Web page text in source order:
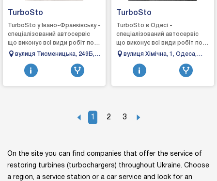
TurboSto
TurboSto у Івано-Франківську -
спеціалізований автосервіс
що виконує всі види робіт по
турбінах: зняття, діагностика,
вулиця Тисменицька, 249Б,
Івано-Франківськ, Івано-
Франківська область, 76494
TurboSto
TurboSto в Одесі -
спеціалізований автосервіс
що виконує всі види робіт по
турбінах: зняття, діагностика,
виготовленн...
вулиця Хімічна, 1, Одеса,
Одеська область, Україна,
65000
1 2 3
On the site you can find companies that offer the service of
restoring turbines (turbochargers) throughout Ukraine. Choose
a region, a service station or a car service and look for an